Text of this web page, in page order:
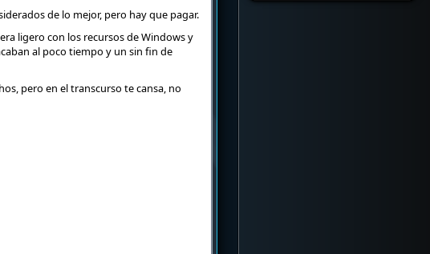
de lo mejor, pero hay que pagar.
ligero con los recursos de Windows y
al poco tiempo y un sin fin de
pero en el transcurso te cansa, no